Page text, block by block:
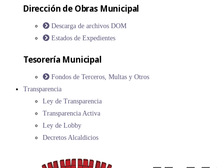
Dirección de Obras Municipal
Descarga de archivos DOM
Estados de Expedientes
Tesorería Municipal
Fondos de Terceros, Multas y Otros
Transparencia
Ley de Transparencia
Transparencia Activa
Ley de Lobby
Decretos Alcaldicios